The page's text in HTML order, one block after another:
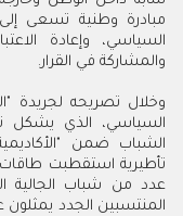
مبادرة وطنية تسعى
السياسي، وإعادة
والمشاركة في القرار.
وخلال تصريحه لجريدة
السياسي، الذي يشكل
الشباب ضمن
تأطيرية استقطبت
عدد من شباب الجالية
المنتسبين الجدد يمثلون